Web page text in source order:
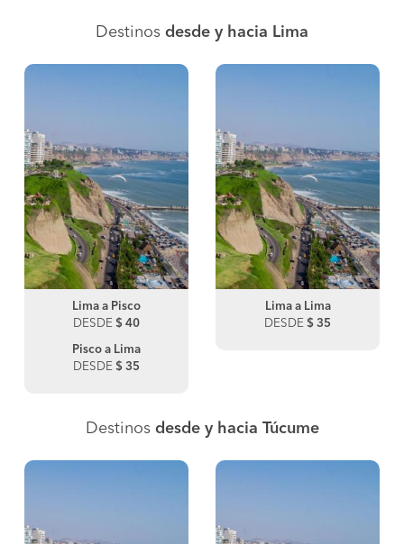
Destinos desde y hacia Lima
Lima a Pisco
DESDE $ 40
Pisco a Lima
DESDE $ 35
Lima a Lima
DESDE $ 35
Destinos desde y hacia Túcume